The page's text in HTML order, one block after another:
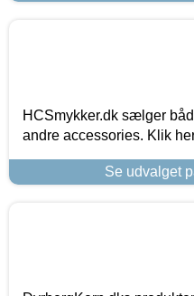
HCSmykker.dk sælger
andre accessories. Klik
Se udvalget